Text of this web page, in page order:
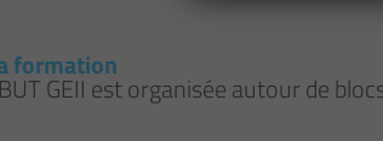
formation
GEII est organisée autour de